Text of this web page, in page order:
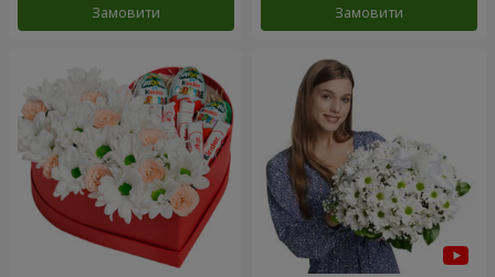
Замовити Замовити